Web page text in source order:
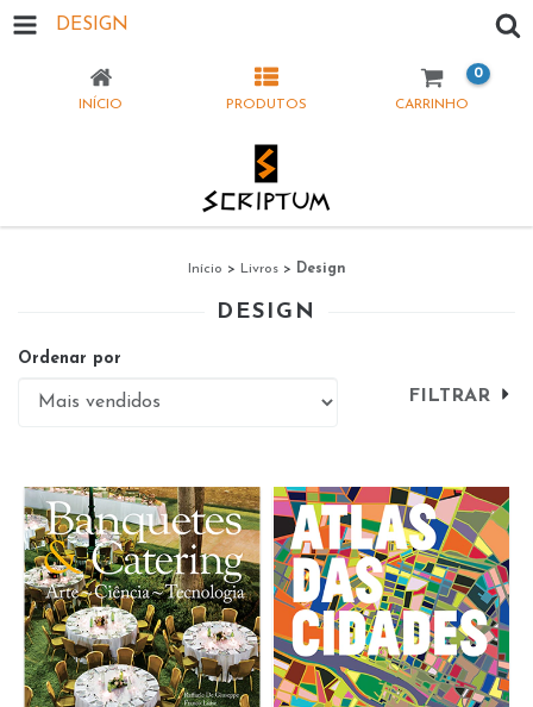
DESIGN
INÍCIO PRODUTOS CARRINHO
0
Início > Livros > Design
DESIGN
Ordenar por
FILTRAR